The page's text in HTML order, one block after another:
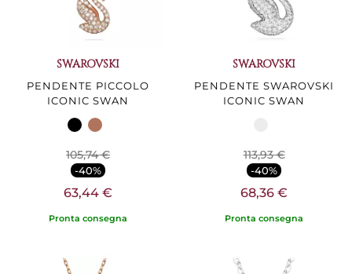
SWAROVSKI
PENDENTE PICCOLO
ICONIC SWAN
105,74 €
-40%
63,44 €
Pronta consegna
SWAROVSKI
PENDENTE SWAROVSKI
ICONIC SWAN
113,93 €
-40%
68,36 €
Pronta consegna